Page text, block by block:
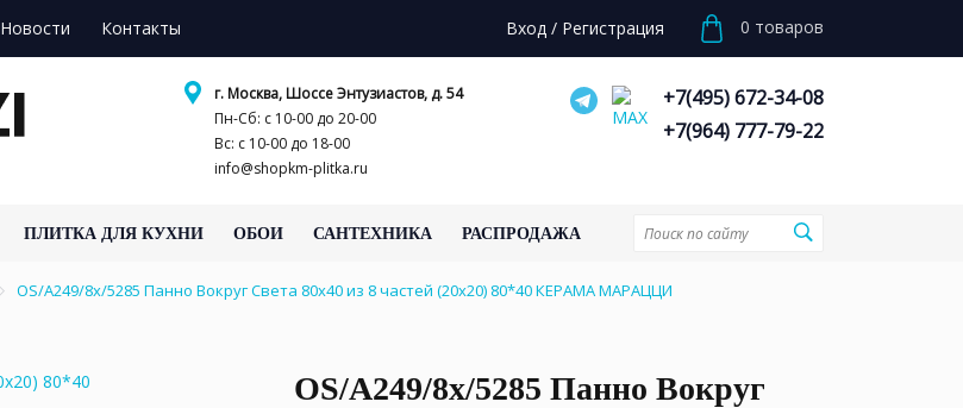
Новости Контакты Вход / Регистрация 0 товаров
г. Москва, Шоссе Энтузиастов, д. 54
Пн-Сб: с 10-00 до 20-00
Вс: с 10-00 до 18-00
info@shopkm-plitka.ru
+7(495) 672-34-08
+7(964) 777-79-22
ПЛИТКА ДЛЯ КУХНИ ОБОИ САНТЕХНИКА РАСПРОДАЖА
OS/A249/8x/5285 Панно Вокруг Света 80х40 из 8 частей (20х20) 80*40 КЕРАМА МАРАЦЦИ
OS/A249/8x/5285 Панно Вокруг